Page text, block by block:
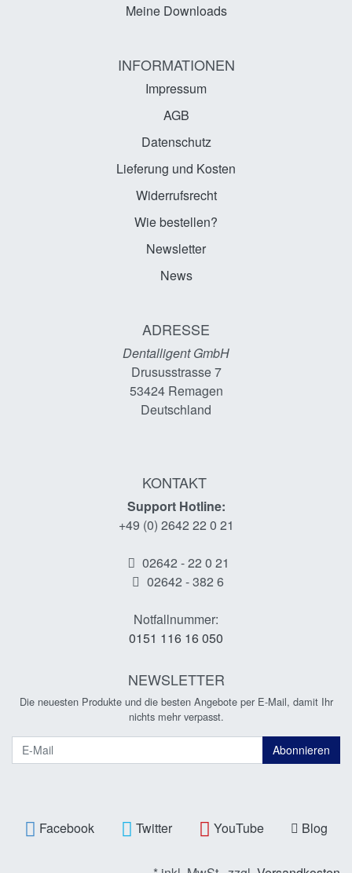
Meine Downloads
INFORMATIONEN
Impressum
AGB
Datenschutz
Lieferung und Kosten
Widerrufsrecht
Wie bestellen?
Newsletter
News
ADRESSE
Dentalligent GmbH
Drususstrasse 7
53424Remagen
Deutschland
KONTAKT
Support Hotline:
+49 (0) 2642 22 0 21
02642 - 22 0 21
02642 - 382 6
Notfallnummer:
0151 116 16 050
NEWSLETTER
Die neuesten Produkte und die besten Angebote per E-Mail, damit Ihr
nichts mehr verpasst.
Abonnieren
Facebook Twitter YouTube Blog